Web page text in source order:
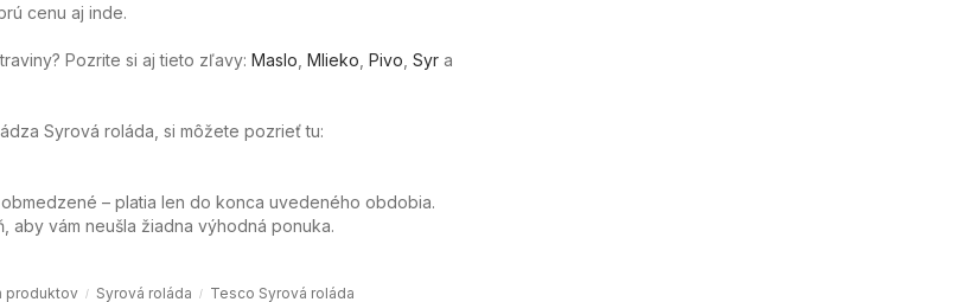
cenu aj inde.
Pozrite si aj tieto zľavy: Maslo Mlieko Pivo Syr a
Syrová roláda, si môžete pozrieť tu:
– platia len do konca uvedeného obdobia.
aby vám neušla žiadna výhodná ponuka.
produktov Syrová roláda Tesco Syrová roláda